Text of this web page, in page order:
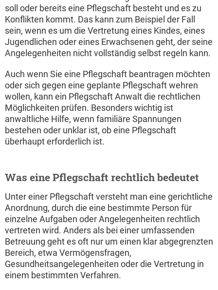
soll oder bereits eine Pflegschaft besteht und es zu
Konflikten kommt. Das kann zum Beispiel der Fall
sein, wenn es um die Vertretung eines Kindes, eines
Jugendlichen oder eines Erwachsenen geht, der seine
Angelegenheiten nicht vollständig selbst regeln kann.
Auch wenn Sie eine Pflegschaft beantragen möchten
oder sich gegen eine geplante Pflegschaft wehren
wollen, kann ein Pflegschaft Anwalt die rechtlichen
Möglichkeiten prüfen. Besonders wichtig ist
anwaltliche Hilfe, wenn familiäre Spannungen
bestehen oder unklar ist, ob eine Pflegschaft
überhaupt erforderlich ist.
Was eine Pflegschaft rechtlich bedeutet
Unter einer Pflegschaft versteht man eine gerichtliche
Anordnung, durch die eine bestimmte Person für
einzelne Aufgaben oder Angelegenheiten rechtlich
vertreten wird. Anders als bei einer umfassenden
Betreuung geht es oft nur um einen klar abgegrenzten
Bereich, etwa Vermögensfragen,
Gesundheitsangelegenheiten oder die Vertretung in
einem bestimmten Verfahren.